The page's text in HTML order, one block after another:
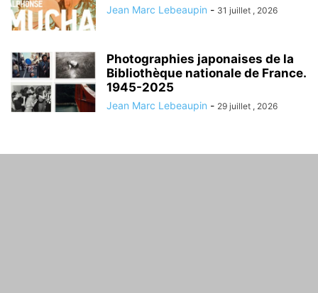
Jean Marc Lebeaupin - 31 juillet , 2026
Photographies japonaises de la
Bibliothèque nationale de France.
1945-2025
Jean Marc Lebeaupin - 29 juillet , 2026